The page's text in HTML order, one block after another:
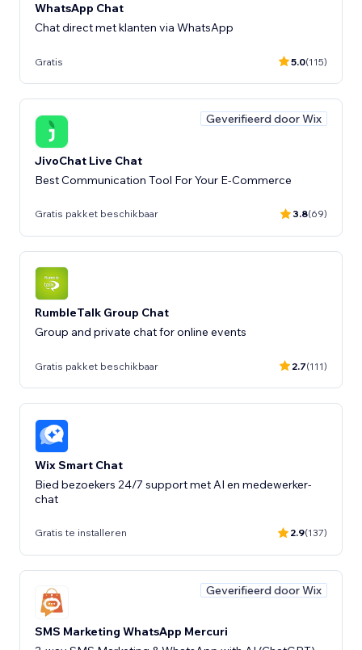
WhatsApp Chat
Chat direct met klanten via WhatsApp
Gratis 5.0(115)
Geverifieerd door Wix
JivoChat Live Chat
Best Communication Tool For Your E-Commerce
Gratis pakket beschikbaar 3.8(69)
RumbleTalk Group Chat
Group and private chat for online events
Gratis pakket beschikbaar 2.7(111)
Wix Smart Chat
Bied bezoekers 24/7 support met AI en medewerker-
chat
Gratis te installeren 2.9(137)
Geverifieerd door Wix
SMS Marketing WhatsApp Mercuri